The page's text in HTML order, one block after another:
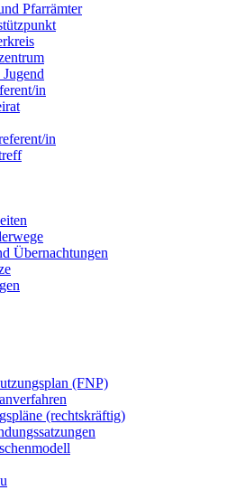
Pfarrämter
in
in
Übernachtungen
(FNP)
(rechtskräftig)